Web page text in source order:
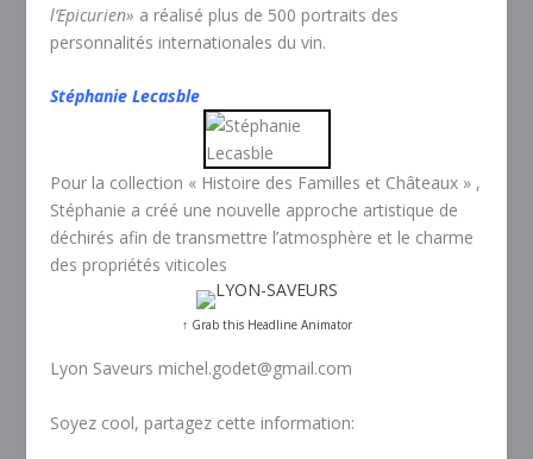
l’Epicurien» a réalisé plus de 500 portraits des
personnalités internationales du vin.
Stéphanie Lecasble
Pour la collection « Histoire des Familles et Châteaux » ,
Stéphanie a créé une nouvelle approche artistique de
déchirés afin de transmettre l’atmosphère et le charme
des propriétés viticoles
↑ Grab this Headline Animator
Lyon Saveurs michel.godet@gmail.com
Soyez cool, partagez cette information: